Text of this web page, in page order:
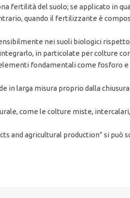
fertilità del suolo; se applicato in
quando il fertilizzante è
nei suoli biologici
in particolate per colture
fondamentali come fosforo
in larga misura proprio dalla
come le colture miste,
and agricultural production” si può